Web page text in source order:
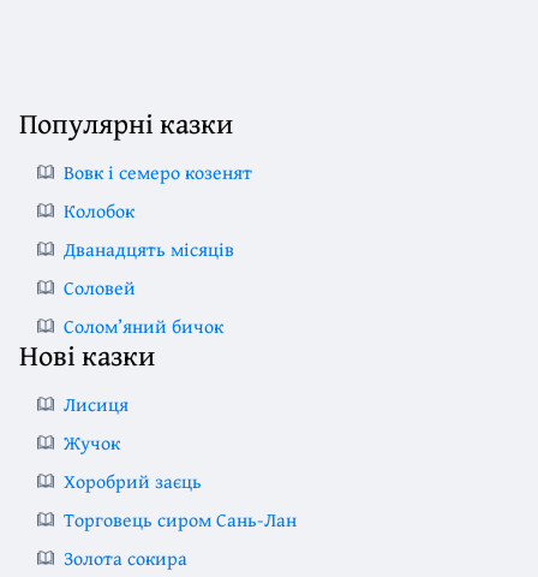
Популярні казки
Вовк і семеро козенят
Колобок
Дванадцять місяців
Соловей
Солом’яний бичок
Нові казки
Лисиця
Жучок
Хоробрий заєць
Торговець сиром Сань-Лан
Золота сокира